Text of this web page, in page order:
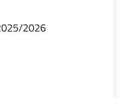
2026